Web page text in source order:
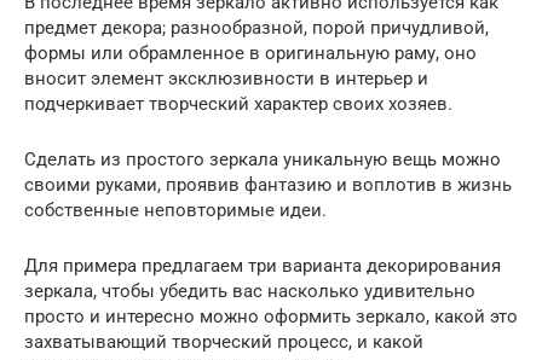
предмет декора; разнообразной, порой причудливой,
формы или обрамленное в оригинальную раму, оно
вносит элемент эксклюзивности в интерьер и
подчеркивает творческий характер своих хозяев.
Сделать из простого зеркала уникальную вещь можно
своими руками, проявив фантазию и воплотив в жизнь
собственные неповторимые идеи.
Для примера предлагаем три варианта декорирования
зеркала, чтобы убедить вас насколько удивительно
просто и интересно можно оформить зеркало, какой это
захватывающий творческий процесс, и какой